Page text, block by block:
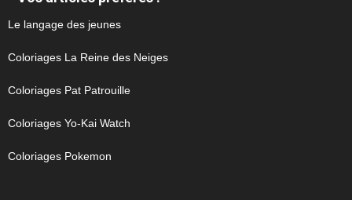
Le langage des jeunes
Coloriages La Reine des Neiges
Coloriages Pat Patrouille
Coloriages Yo-Kai Watch
Coloriages Pokemon